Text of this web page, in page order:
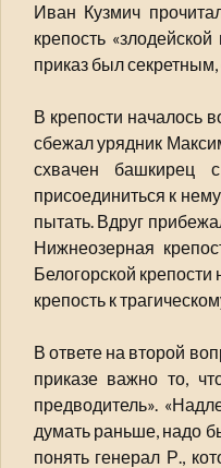
Иван Кузмич
крепость
приказ был
В крепости началось
сбежал урядник
схвачен башкирец
присоединиться к
пытать. Вдруг
Нижнеозерная
Белогорской
крепость к
В ответе на второй
приказе важно то,
предводитель».
думать раньше, надо
понять генерал Р.,